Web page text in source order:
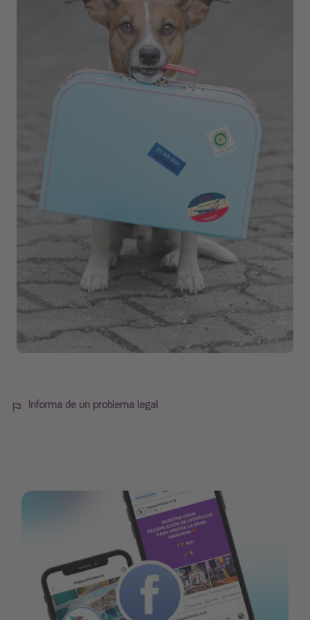
Informa de un problema legal